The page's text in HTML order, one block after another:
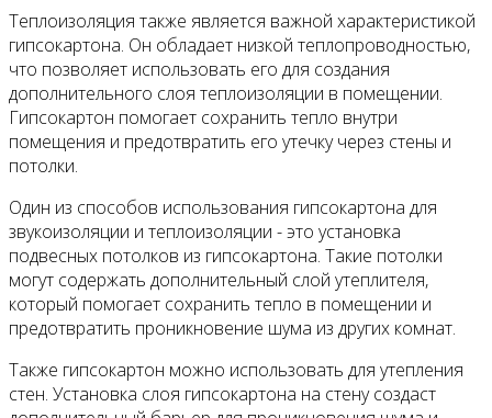
Теплоизоляция также является важной характеристикой
гипсокартона. Он обладает низкой теплопроводностью,
что позволяет использовать его для создания
дополнительного слоя теплоизоляции в помещении.
Гипсокартон помогает сохранить тепло внутри
помещения и предотвратить его утечку через стены и
потолки.
Один из способов использования гипсокартона для
звукоизоляции и теплоизоляции - это установка
подвесных потолков из гипсокартона. Такие потолки
могут содержать дополнительный слой утеплителя,
который помогает сохранить тепло в помещении и
предотвратить проникновение шума из других комнат.
Также гипсокартон можно использовать для утепления
стен. Установка слоя гипсокартона на стену создаст